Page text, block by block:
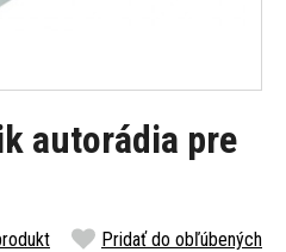
autorádia pre
Pridať do obľúbených